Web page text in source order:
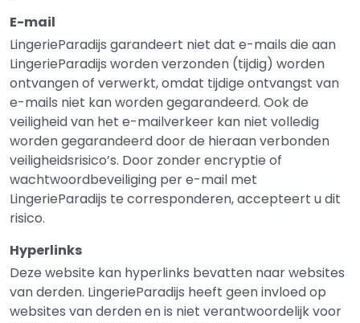
E-mail
LingerieParadijs garandeert niet dat e-mails die aan
LingerieParadijs worden verzonden (tijdig) worden
ontvangen of verwerkt, omdat tijdige ontvangst van
e-mails niet kan worden gegarandeerd. Ook de
veiligheid van het e-mailverkeer kan niet volledig
worden gegarandeerd door de hieraan verbonden
veiligheidsrisico’s. Door zonder encryptie of
wachtwoordbeveiliging per e-mail met
LingerieParadijs te corresponderen, accepteert u dit
risico.
Hyperlinks
Deze website kan hyperlinks bevatten naar websites
van derden. LingerieParadijs heeft geen invloed op
websites van derden en is niet verantwoordelijk voor